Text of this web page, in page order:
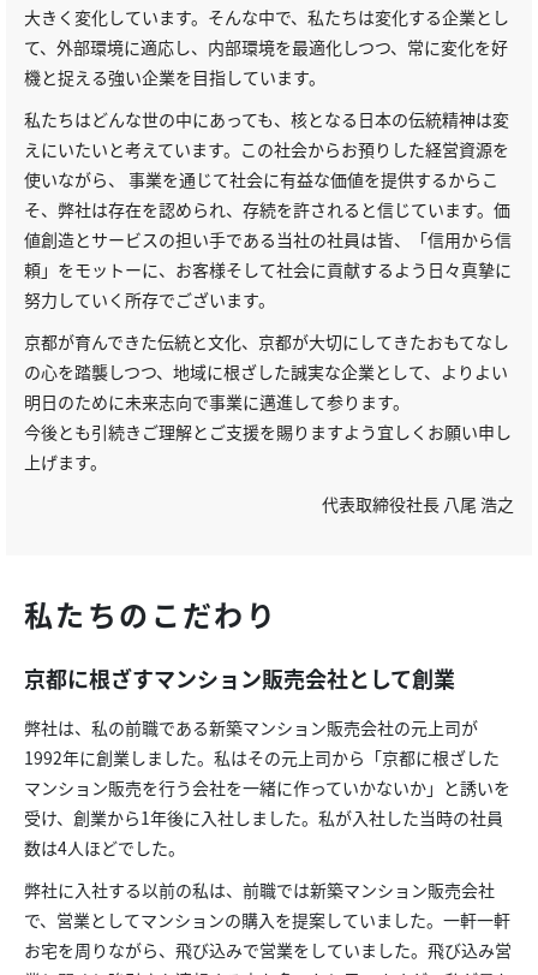
大きく変化しています。そんな中で、私たちは変化する企業とし
て、外部環境に適応し、内部環境を最適化しつつ、常に変化を好
機と捉える強い企業を目指しています。
私たちはどんな世の中にあっても、核となる日本の伝統精神は変
えにいたいと考えています。この社会からお預りした経営資源を
使いながら、 事業を通じて社会に有益な価値を提供するからこ
そ、弊社は存在を認められ、存続を許されると信じています。価
値創造とサービスの担い手である当社の社員は皆、「信用から信
頼」をモットーに、お客様そして社会に貢献するよう日々真摯に
努力していく所存でございます。
京都が育んできた伝統と文化、京都が大切にしてきたおもてなし
の心を踏襲しつつ、地域に根ざした誠実な企業として、よりよい
明日のために未来志向で事業に邁進して参ります。
今後とも引続きご理解とご支援を賜りますよう宜しくお願い申し
上げます。
代表取締役社長 八尾 浩之
私たちのこだわり
京都に根ざすマンション販売会社として創業
弊社は、私の前職である新築マンション販売会社の元上司が
1992年に創業しました。私はその元上司から「京都に根ざした
マンション販売を行う会社を一緒に作っていかないか」と誘いを
受け、創業から1年後に入社しました。私が入社した当時の社員
数は4人ほどでした。
弊社に入社する以前の私は、前職では新築マンション販売会社
で、営業としてマンションの購入を提案していました。一軒一軒
お宅を周りながら、飛び込みで営業をしていました。飛び込み営